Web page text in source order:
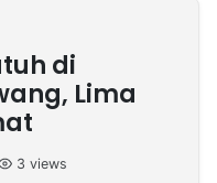
di
Lima
3 views